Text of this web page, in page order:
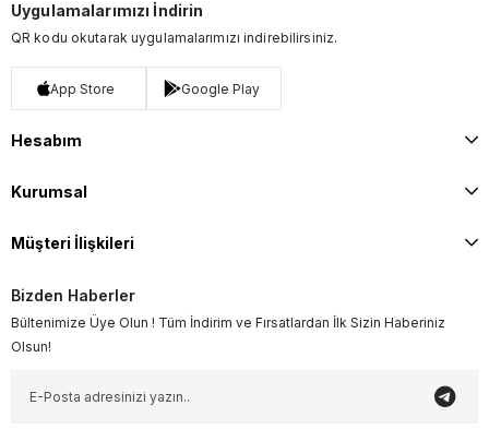
Uygulamalarımızı İndirin
QR kodu okutarak uygulamalarımızı indirebilirsiniz.
App Store Google Play
Hesabım
Kurumsal
Müşteri İlişkileri
Bizden Haberler
Bültenimize Üye Olun ! Tüm İndirim ve Fırsatlardan İlk Sizin Haberiniz
Olsun!